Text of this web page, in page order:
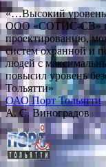
«…Высокий уровень
ООО «СОТИС-СВ»
проектированию,
систем охранной и
людей с
повысил уровень
Тольятти»
ОАО Порт Тольятти
А. С. Виноградов